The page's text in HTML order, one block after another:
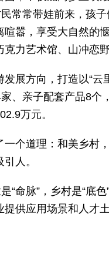
常常带娃前来，孩
喧嚣，享受大自然的
力艺术馆、山冲恋
展方向，打造以“云
、亲子配套产品8
万元。
个道理：和美乡村
人。
“命脉”，乡村是“底
提供应用场景和人才